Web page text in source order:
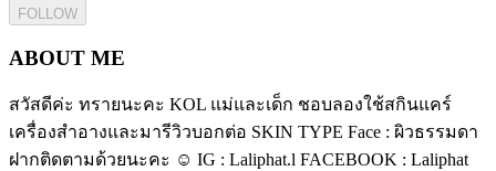
FOLLOW
ABOUT ME
สวัสดีค่ะ ทรายนะคะ KOL แม่และเด็ก ชอบลองใช้สกินแคร์
เครื่องสำอางและมารีวิวบอกต่อ SKIN TYPE Face : ผิวธรรมดา
ฝากติดตามด้วยนะคะ ☺️ IG : Laliphat.l FACEBOOK : Laliphat